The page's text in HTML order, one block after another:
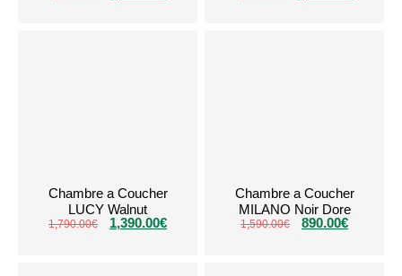
Chambre a Coucher
LUCY Walnut
1,790.00€ 1,390.00€
Chambre a Coucher
MILANO Noir Dore
1,590.00€ 890.00€